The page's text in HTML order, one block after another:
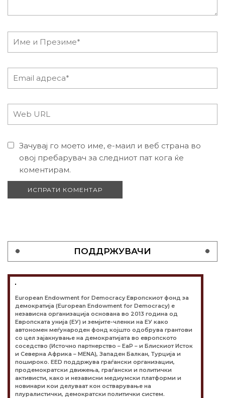
Зачувај го моето име, е-маил и веб страна во
овој пребарувач за следниот пат кога ќе
коментирам.
ПОДДРЖУВАЧИ
European Endowment for Democracy Европскиот фонд за
демократија (European Endowment for Democracy) е
независна организација основана во 2013 година од
Европската унија (ЕУ) и земјите-членки на ЕУ како
автономен меѓународен фонд којшто одобрува грантови
со цел зајакнување на демократијата во европското
соседство (Источно партнерство – EaP – и Блискиот Исток
и Северна Африка – MENA), Западен Балкан, Турција и
пошироко. EED поддржува граѓански организации,
продемократски движења, граѓански и политички
активисти, како и независни медиумски платформи и
новинари кои делуваат кон остварување на
плуралистички, демократски политички систем.